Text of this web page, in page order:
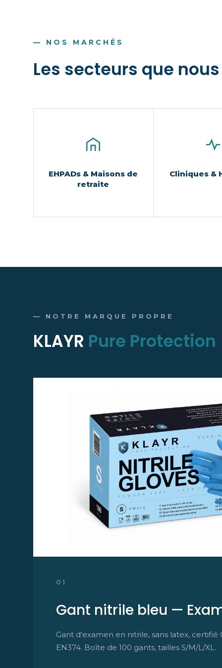
— NOS MARCHÉS
Les secteurs que
EHPADs & Maisons de
retraite
Cliniques &
— NOTRE MARQUE PROPRE
KLAYR Pure Protection
01
Gant nitrile bleu —
Gant d'examen en nitrile, sans latex, certifié
EN374. Boîte de 100 gants, tailles S/M/L/XL.